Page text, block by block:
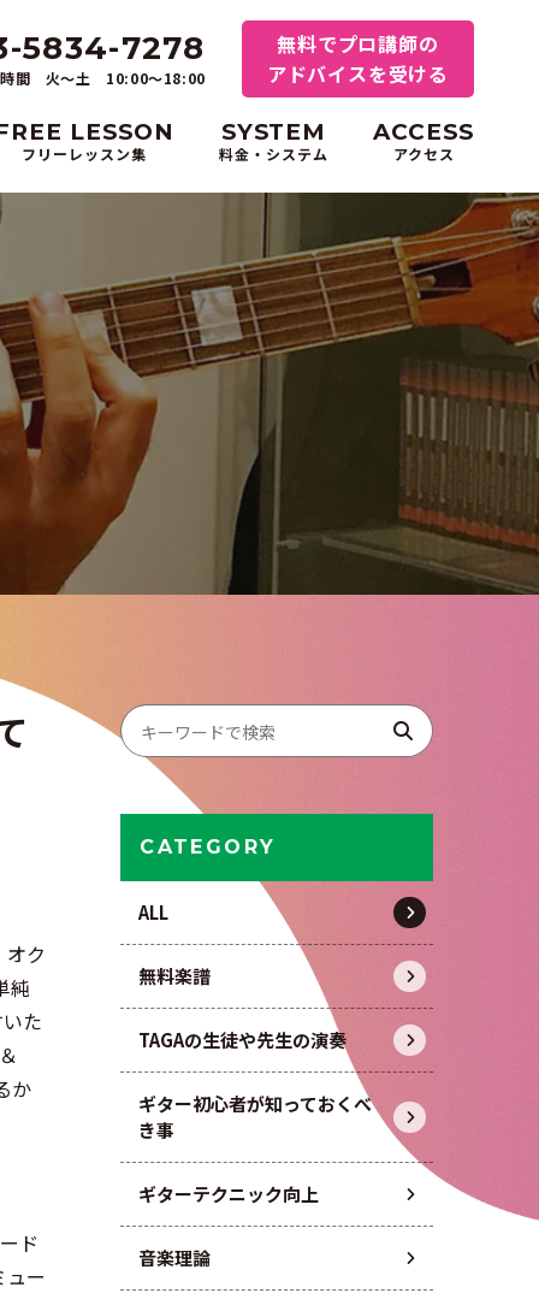
5834-7278
時間 火～土 10:00〜18:00
無料でプロ講師の
アドバイスを受ける
LESSON
フリーレッスン集
SYSTEM
料金・システム
ACCESS
アクセス
CATEGORY
ALL
無料楽譜
TAGAの生徒や先生の演奏
ギター初心者が知っておくべ
き事
ギターテクニック向上
音楽理論
ク
純
た
か
ド
ー